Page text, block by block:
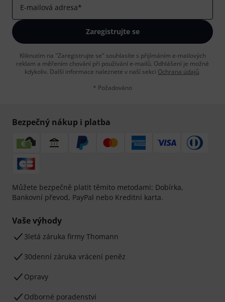
E-mailová adresa*
Zaregistrujte se
Kliknutím na "Zaregistrujte se" souhlasíte s přijímáním e-mailových
reklam a měřením chování při používání e-mailů. Odhlášení je možné
kdykoliv. Další informace naleznete v naší sekci Ochrana údajů.
* Požadováno
Bezpečný nákup i platba
Můžete bezpečně platit těmito metodami: Dobírka,
Bankovní převod, PayPal nebo Kreditní karta.
Vaše výhody
3letá záruka firmy Thomann
30denní záruka vrácení peněz
Opravy
Odborné poradenství